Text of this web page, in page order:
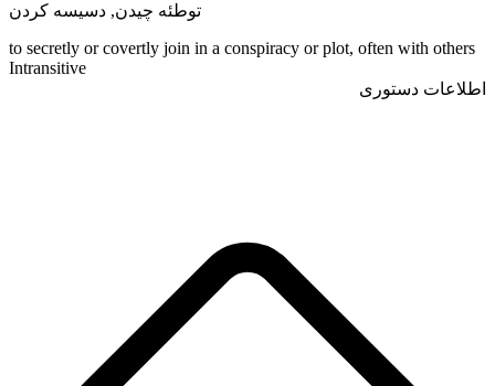
توطئه چیدن, دسیسه کردن
to secretly or covertly join in a conspiracy or plot, often with others
Intransitive
اطلاعات دستوری